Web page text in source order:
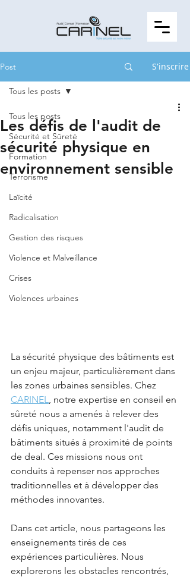
Post S'inscrire
Tous les posts
Sécurité et Sûreté
Formation
Terrorisme
Laïcité
Radicalisation
Gestion des risques
Violence et Malveillance
Crises
Violences urbaines
Tous les posts
Les défis de l'audit de
sécurité physique en
environnement sensible
La sécurité physique des bâtiments est
un enjeu majeur, particulièrement dans
les zones urbaines sensibles. Chez
CARINEL
, notre expertise en conseil en
sûreté nous a amenés à relever des
défis uniques, notamment l'audit de
bâtiments situés à proximité de points
de deal. Ces missions nous ont
conduits à repenser nos approches
traditionnelles et à développer des
méthodes innovantes.
Dans cet article, nous partageons les
enseignements tirés de ces
expériences particulières. Nous
explorerons les obstacles rencontrés,